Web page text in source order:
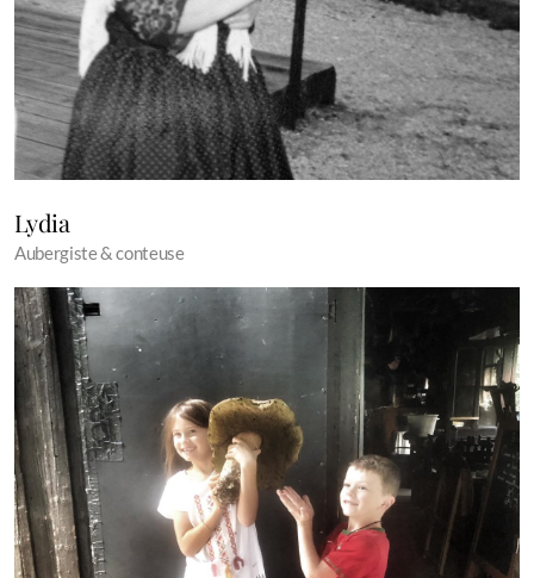
Lydia
Aubergiste & conteuse